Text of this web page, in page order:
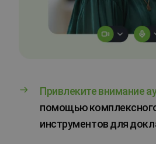
Привлеките внимание
помощью
инструментов для